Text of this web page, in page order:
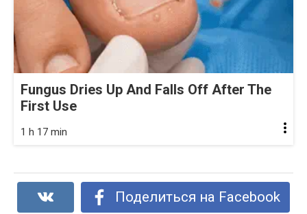
Fungus Dries Up And Falls Off After The
First Use
1 h 17 min
Поделиться на Facebook